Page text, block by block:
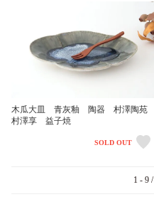
木瓜大皿 青灰釉 陶器 村澤陶苑
村澤享 益子焼
SOLD OUT
1 - 9